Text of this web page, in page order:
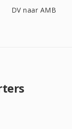
DV naar AMB